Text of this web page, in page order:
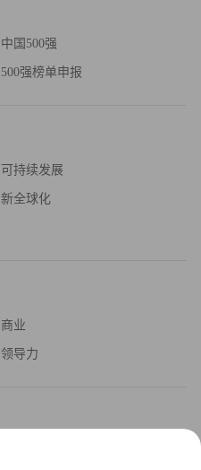
中国500强
500强榜单申报
可持续发展
新全球化
商业
领导力